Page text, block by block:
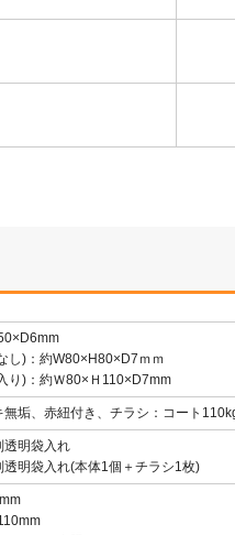
し)：約W80×H80×D7ｍｍ
り)：約Ｗ80×Ｈ110×D7mm
無垢、赤紐付き、チラシ：コート
透明袋入れ
透明袋入れ(本体1個＋チラシ1枚)